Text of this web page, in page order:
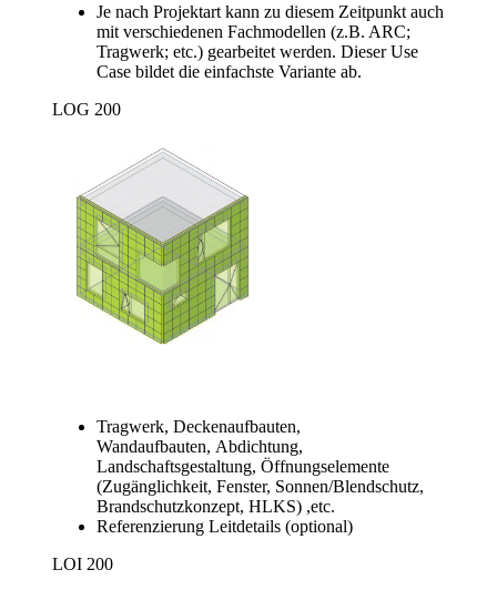
Je nach Projektart kann zu diesem Zeitpunkt auch
mit verschiedenen Fachmodellen (z.B. ARC;
Tragwerk; etc.) gearbeitet werden. Dieser Use
Case bildet die einfachste Variante ab.
LOG 200
Tragwerk, Deckenaufbauten,
Wandaufbauten, Abdichtung,
Landschaftsgestaltung, Öffnungselemente
(Zugänglichkeit, Fenster, Sonnen/Blendschutz,
Brandschutzkonzept, HLKS) ,etc.
Referenzierung Leitdetails (optional)
LOI 200